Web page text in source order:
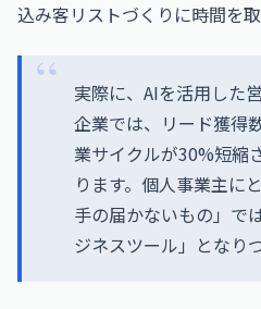
込み客リストづくりに時間を取
実際に、AIを活用した
企業では、リード獲得
業サイクルが30%短縮
ります。個人事業主に
手の届かないもの」で
ジネスツール」となり